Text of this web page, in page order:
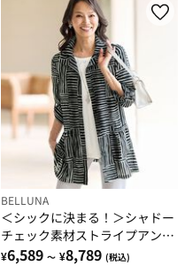
BELLUNA
＜シックに決まる！＞シャドー
チェック素材ストライプアンサ
ンブル
¥6,589 ～ ¥8,789 (税込)